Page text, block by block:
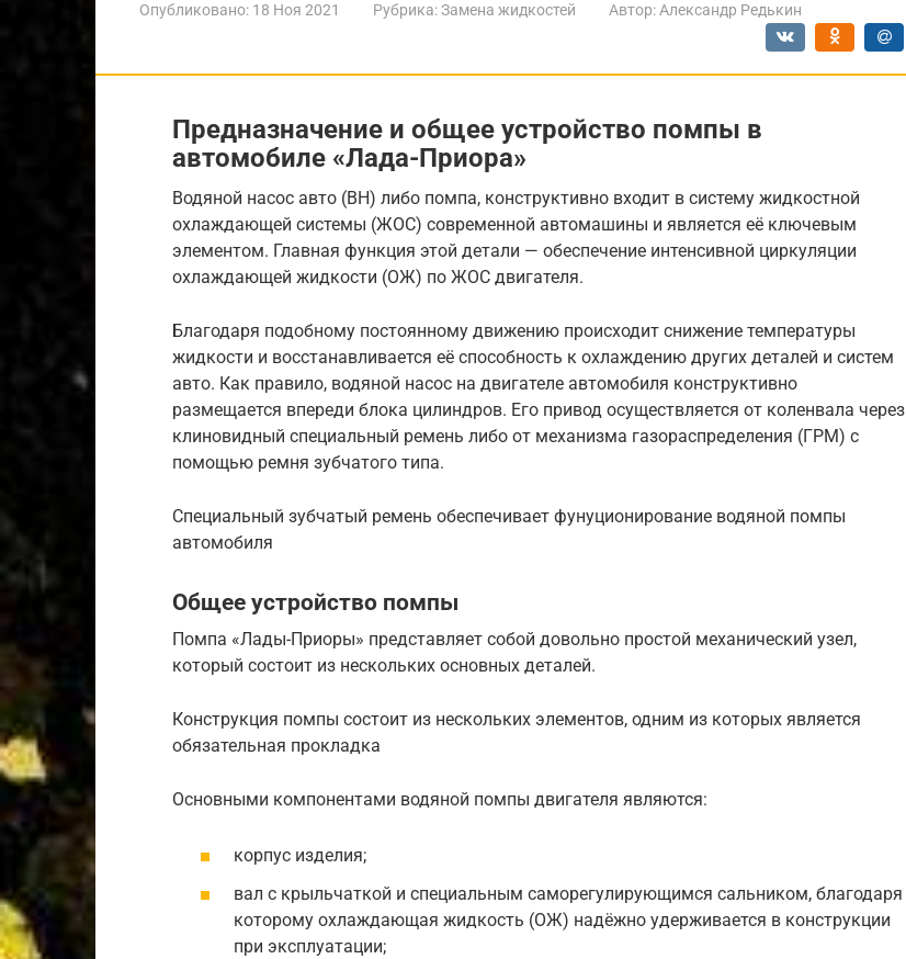
Опубликовано: 18 Ноя 2021 Рубрика:Замена жидкостей Автор: Александр Редькин
Предназначение и общее устройство помпы в
автомобиле «Лада-Приора»
Водяной насос авто (ВН) либо помпа, конструктивно входит в систему жидкостной
охлаждающей системы (ЖОС) современной автомашины и является её ключевым
элементом. Главная функция этой детали — обеспечение интенсивной циркуляции
охлаждающей жидкости (ОЖ) по ЖОС двигателя.
Благодаря подобному постоянному движению происходит снижение температуры
жидкости и восстанавливается её способность к охлаждению других деталей и систем
авто. Как правило, водяной насос на двигателе автомобиля конструктивно
размещается впереди блока цилиндров. Его привод осуществляется от коленвала через
клиновидный специальный ремень либо от механизма газораспределения (ГРМ) с
помощью ремня зубчатого типа.
Специальный зубчатый ремень обеспечивает фунуционирование водяной помпы
автомобиля
Общее устройство помпы
Помпа «Лады-Приоры» представляет собой довольно простой механический узел,
который состоит из нескольких основных деталей.
Конструкция помпы состоит из нескольких элементов, одним из которых является
обязательная прокладка
Основными компонентами водяной помпы двигателя являются:
корпус изделия;
вал с крыльчаткой и специальным саморегулирующимся сальником, благодаря
которому охлаждающая жидкость (ОЖ) надёжно удерживается в конструкции
при эксплуатации;